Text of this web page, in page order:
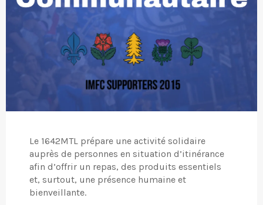
Le 1642MTL prépare une activité solidaire
auprès de personnes en situation d’itinérance
afin d’offrir un repas, des produits essentiels
et, surtout, une présence humaine et
bienveillante.